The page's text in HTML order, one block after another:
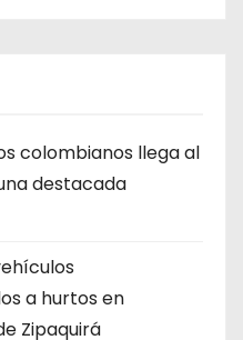
colombianos llega al
destacada
a hurtos en
Zipaquirá